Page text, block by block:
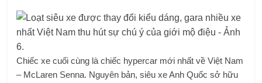
Chiếc xe cuối cùng là chiếc hypercar mới nhất về Việt Nam
– McLaren Senna. Nguyên bản, siêu xe Anh Quốc sở hữu